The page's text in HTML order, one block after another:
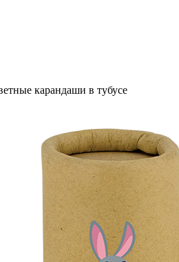
карандаши в тубусе